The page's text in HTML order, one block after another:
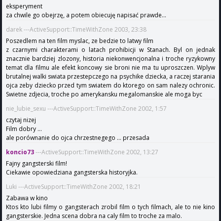
eksperyment
za chwile go obejrzę, a potem obiecuję napisać prawde...
darek ---ActiveSupport::TimeWithZone 2003, 23:38
Poszedlem na ten film myslac, ze bedzie to latwy film
z czarnymi charakterami o latach prohibicji w Stanach. Byl on jednak
znacznie bardziej zlozony, historia niekonwencjonalna i troche ryzykowny
temat dla filmu ale efekt koncowy sie broni nie ma tu uproszczen. Wplyw
brutalnej walki swiata przestepczego na psychike dziecka, a raczej starania
ojca zeby dziecko przed tym swiatem do ktorego on sam nalezy ochronic.
Swietne zdjecia, troche po amerykansku megalomanskie ale moga byc
nie_lubie_sexu ---ActiveSupport::TimeWithZone 2002, 1:57
czytaj nizej
Film dobry ...
ale porównanie do ojca chrzestnegego ... przesada
koncio73---ActiveSupport::TimeWithZone 2002, 13:27
Fajny gangsterski film!
Ciekawie opowiedziana gangsterska historyjka.
Luki ---ActiveSupport::TimeWithZone 2002, 18:21
Zabawa w kino
Ktos kto lubi filmy o gangsterach zrobil film o tych filmach, ale to nie kino
gangsterskie. Jedna scena dobra na caly film to troche za malo.